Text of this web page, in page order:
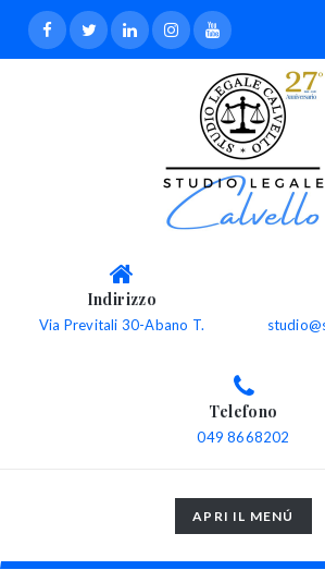
Indirizzo
Via Previtali 30-Abano T.
Telefono
049 8668202
TOGGLE
NAVIGATION
APRI IL MENÚ